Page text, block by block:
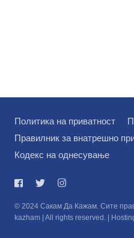
Политика на приватност
Правилник за внатрешно
Кодекс на однесување
© 2024 Сакам Да Кажам. Сите
kazham | All rights reserved. |